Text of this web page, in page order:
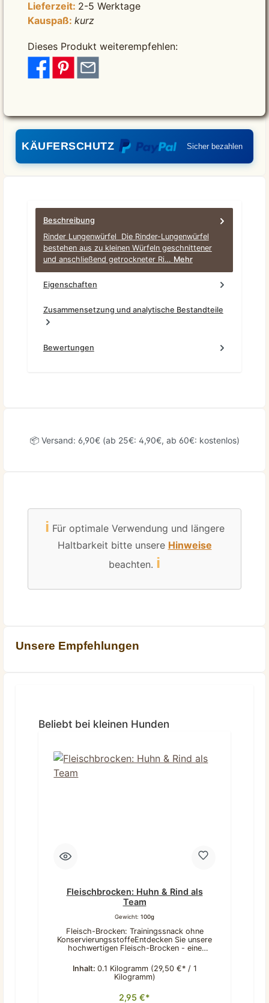
Lieferzeit: 2-5 Werktage
Kauspaß: kurz
Dieses Produkt weiterempfehlen:
KÄUFERSCHUTZ Sicher bezahlen
Beschreibung
Rinder Lungenwürfel Die Rinder-Lungenwürfel
bestehen aus zu kleinen Würfeln geschnittener
und anschließend getrockneter Ri… Mehr
Eigenschaften
Zusammensetzung und analytische Bestandteile
Bewertungen
📦 Versand: 6,90€ (ab 25€: 4,90€, ab 60€: kostenlos)
ℹ️ Für optimale Verwendung und längere
Haltbarkeit bitte unsere Hinweise
beachten. ℹ️
Unsere Empfehlungen
Produktgalerie überspringen
Beliebt bei kleinen Hunden
Fleischbrocken: Huhn & Rind als
Team
Gewicht: 100g
Fleisch-Brocken: Trainingssnack ohne
KonservierungsstoffeEntdecken Sie unsere
hochwertigen Fleisch-Brocken - eine
Hühner- und Rindfleisch, die von Hunden
immer gerne angenommen wird. Durch
unsere sorgfältige Verarbeitung entstehen
Leckerlis in bester Qualität. Diese
Inhalt: 0.1 Kilogramm (29,50 €* / 1
Kilogramm)
2,95 €*